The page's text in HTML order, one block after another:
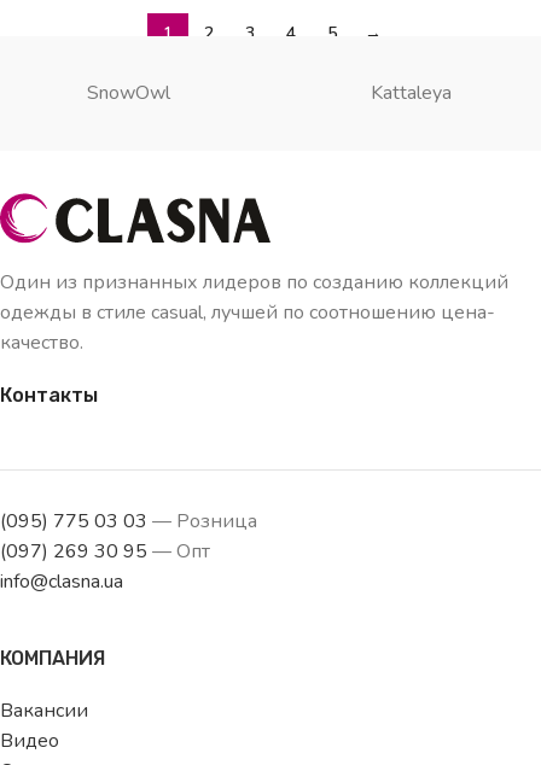
1 2 3 4 5 →
SnowOwl Kattaleya
Один из признанных лидеров по созданию коллекций
одежды в стиле casual, лучшей по соотношению цена-
качество.
Контакты
(095) 775 03 03 — Розница
(097) 269 30 95 — Опт
info@clasna.ua
КОМПАНИЯ
Вакансии
Видео